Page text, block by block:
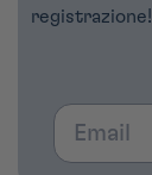
registrazione!
Email